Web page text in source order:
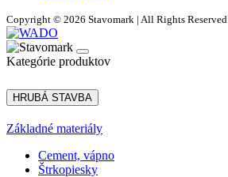
Copyright © 2026 Stavomark | All Rights Reserved
Kategórie produktov
HRUBÁ STAVBA
Základné materiály
Cement, vápno
Štrkopiesky